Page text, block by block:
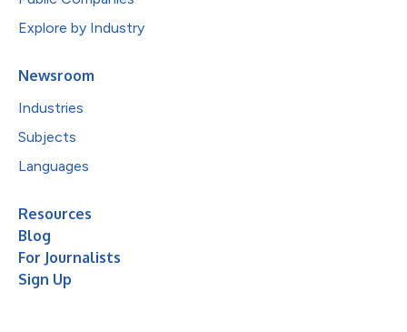
Explore by Industry
Newsroom
Industries
Subjects
Languages
Resources
Blog
For Journalists
Sign Up